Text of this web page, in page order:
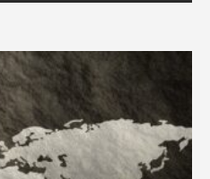
은 ‘빛 좋은 개살구’인가?
선출은 ‘위법’이다”
과 ‘실무형 정치인’으로 생활정치 실
전, 강한 군대도 약해질 수 있다”